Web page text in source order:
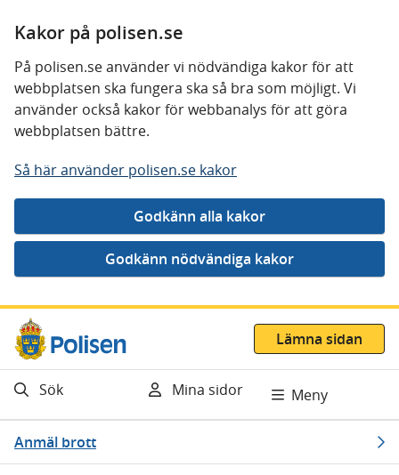
Kakor på polisen.se
På polisen.se använder vi nödvändiga kakor för att
webbplatsen ska fungera ska så bra som möjligt. Vi
använder också kakor för webbanalys för att göra
webbplatsen bättre.
Så här använder polisen.se kakor
Gå direkt till innehåll
Lämna sidan
Sök Mina sidor Meny
Anmäl brott